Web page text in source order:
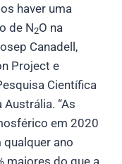
haver uma
de N2O na
Canadell,
Project e
Científica
“As
em 2020
ano
maiores do que a